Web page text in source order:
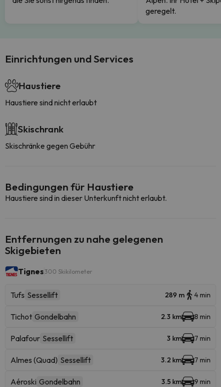
geregelt.
Einrichtungen und Services
Haustiere
Haustiere sind nicht erlaubt
Skischrank
Skischränke gegen Gebühr
Bedingungen für Haustiere
Haustiere sind in dieser Unterkunft nicht erlaubt.
Entfernungen zu nahe gelegenen
Skigebieten
Tignes 300 Skikilometer
Tufs Sessellift 289 m 4 min
Tichot Gondelbahn 2.3 km 8 min
Palafour Sessellift 3 km 7 min
Almes (Quad) Sessellift 3.2 km 7 min
Aéroski Gondelbahn 3.5 km 9 min